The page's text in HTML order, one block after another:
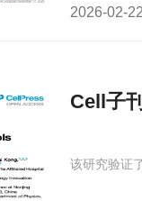
2026-02-22
Cell子
该研究验证